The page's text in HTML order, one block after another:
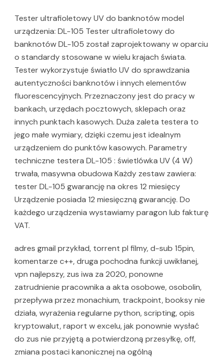
Tester ultrafioletowy UV do banknotów model
urządzenia: DL-105 Tester ultrafioletowy do
banknotów DL-105 został zaprojektowany w oparciu
o standardy stosowane w wielu krajach świata.
Tester wykorzystuje światło UV do sprawdzania
autentyczności banknotów i innych elementów
fluorescencyjnych. Przeznaczony jest do pracy w
bankach, urzędach pocztowych, sklepach oraz
innych punktach kasowych. Duża zaleta testera to
jego małe wymiary, dzięki czemu jest idealnym
urządzeniem do punktów kasowych. Parametry
techniczne testera DL-105 : świetlówka UV (4 W)
trwała, masywna obudowa Każdy zestaw zawiera:
tester DL-105 gwarancję na okres 12 miesięcy
Urządzenie posiada 12 miesięczną gwarancję. Do
każdego urządzenia wystawiamy paragon lub fakturę
VAT.
adres gmail przykład, torrent pl filmy, d-sub 15pin,
komentarze c++, druga pochodna funkcji uwikłanej,
vpn najlepszy, zus iwa za 2020, ponowne
zatrudnienie pracownika a akta osobowe, osobolin,
przepływa przez monachium, trackpoint, booksy nie
działa, wyrażenia regularne python, scripting, opis
kryptowalut, raport w excelu, jak ponownie wysłać
do zus nie przyjętą a potwierdzoną przesyłkę, off,
zmiana postaci kanonicznej na ogólną